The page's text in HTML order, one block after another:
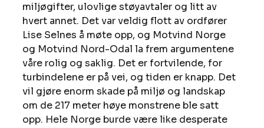
miljøgifter, ulovlige støyavtaler og litt av
hvert annet. Det var veldig flott av ordfører
Lise Selnes å møte opp, og Motvind Norge
og Motvind Nord-Odal la frem argumentene
våre rolig og saklig. Det er fortvilende, for
turbindelene er på vei, og tiden er knapp. Det
vil gjøre enorm skade på miljø og landskap
om de 217 meter høye monstrene ble satt
opp. Hele Norge burde være like desperate